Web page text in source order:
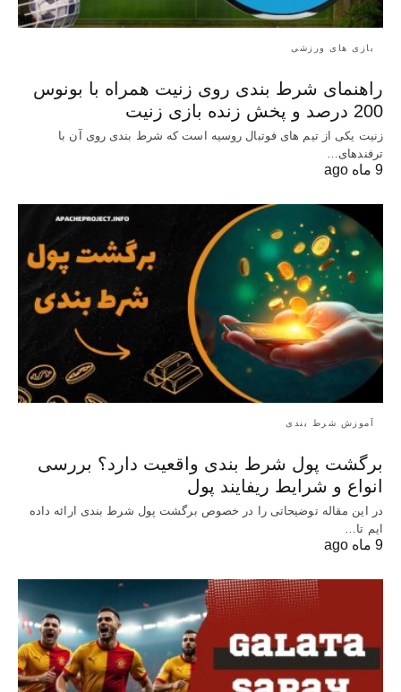
بازی های ورزشی
راهنمای شرط بندی روی زنیت همراه با بونوس
200 درصد و پخش زنده بازی زنیت
زنیت یکی از تیم های فوتبال روسیه است که شرط بندی روی آن با
ترفندهای…
9 ماه ago
آموزش شرط بندی
برگشت پول شرط بندی واقعیت دارد؟ بررسی
انواع و شرایط ریفایند پول
در این مقاله توضیحاتی را در خصوص برگشت پول شرط بندی ارائه داده
ایم تا…
9 ماه ago